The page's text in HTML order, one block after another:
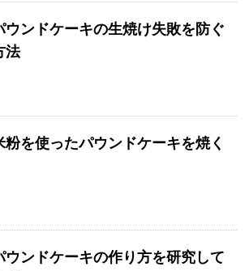
ウンドケーキの生焼け失敗を防ぐ
法
粉を使ったパウンドケーキを焼く
ウンドケーキの作り方を研究して